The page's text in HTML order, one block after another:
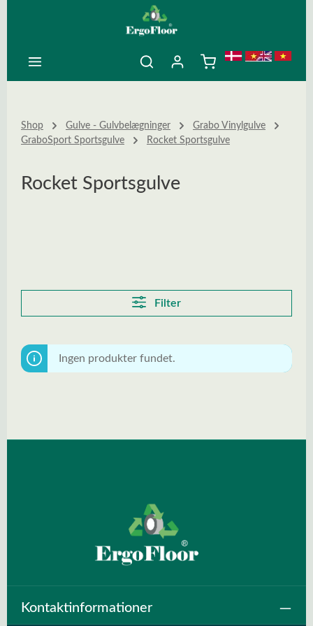
Shop Gulve - Gulvbelægninger
Grabo Vinylgulve
GraboSport Sportsgulve
Rocket Sportsgulve
Rocket Sportsgulve
Filter
Ingen produkter fundet.
Kontaktinformationer